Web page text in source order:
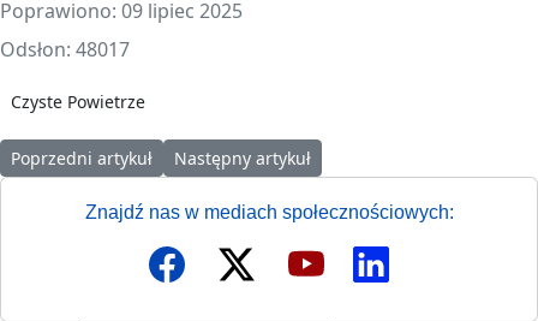
Poprawiono: 09 lipiec 2025
Odsłon: 48017
Czyste Powietrze
Poprzedni artykuł: OSTRZEŻENIE DLA WNIOSKODAWCÓW I
Poprzedni artykuł Następny artykuł: Finansowanie Programu
Następny artykuł
Znajdź nas w mediach społecznościowych: